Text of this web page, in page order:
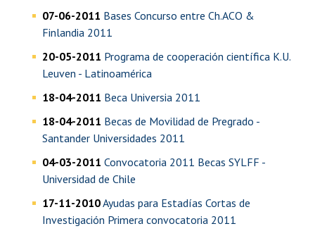
07-06-2011 Bases Concurso entre Ch.ACO &
Finlandia 2011
20-05-2011 Programa de cooperación científica K.U.
Leuven - Latinoamérica
18-04-2011 Beca Universia 2011
18-04-2011 Becas de Movilidad de Pregrado -
Santander Universidades 2011
04-03-2011 Convocatoria 2011 Becas SYLFF -
Universidad de Chile
17-11-2010Ayudas para Estadías Cortas de
Investigación Primera convocatoria 2011